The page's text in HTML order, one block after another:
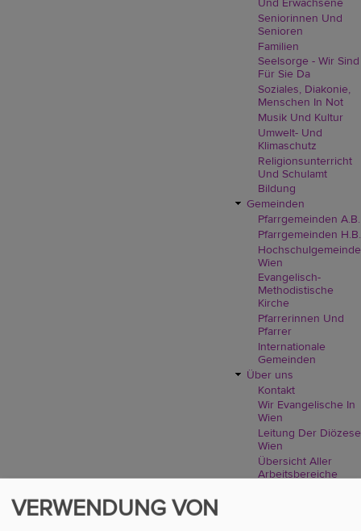
Und Erwachsene
Seniorinnen Und
Senioren
Familien
Seelsorge - Wir Sind
Für Sie Da
Soziales, Diakonie,
Menschen In Not
Musik Und Kultur
Umwelt- Und
Klimaschutz
Religionsunterricht
Und Schulamt
Bildung
Gemeinden
Pfarrgemeinden A.B.
Pfarrgemeinden H.B.
Hochschulgemeinde
Wien
Evangelisch-
Methodistische
Kirche
Pfarrerinnen Und
Pfarrer
Internationale
Gemeinden
Über uns
Kontakt
Wir Evangelische In
Wien
Leitung Der Diözese
Wien
Übersicht Aller
Arbeitsbereiche
VERWENDUNG VON